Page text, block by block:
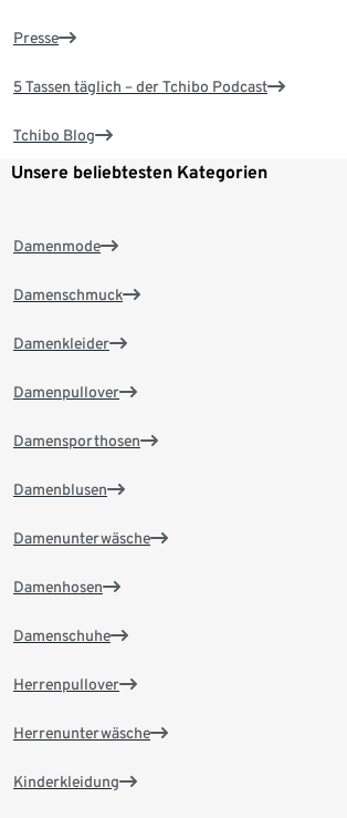
Presse
5 Tassen täglich – der Tchibo Podcast
Tchibo Blog
Unsere beliebtesten Kategorien
Damenmode
Damenschmuck
Damenkleider
Damenpullover
Damensporthosen
Damenblusen
Damenunterwäsche
Damenhosen
Damenschuhe
Herrenpullover
Herrenunterwäsche
Kinderkleidung